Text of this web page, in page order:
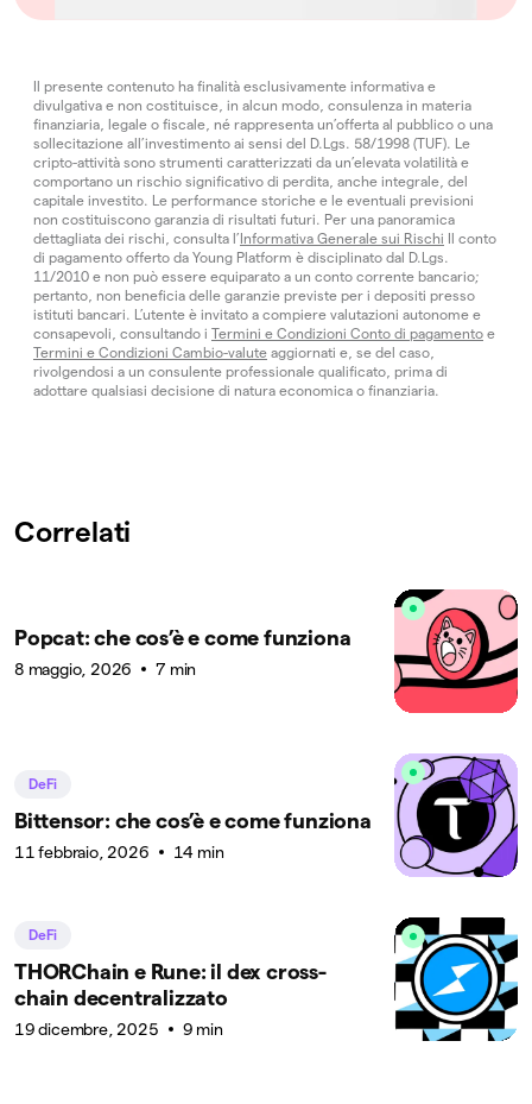
Il presente contenuto ha finalità esclusivamente informativa e
divulgativa e non costituisce, in alcun modo, consulenza in materia
finanziaria, legale o fiscale, né rappresenta un’offerta al pubblico o una
sollecitazione all’investimento ai sensi del D.Lgs. 58/1998 (TUF). Le
cripto-attività sono strumenti caratterizzati da un’elevata volatilità e
comportano un rischio significativo di perdita, anche integrale, del
capitale investito. Le performance storiche e le eventuali previsioni
non costituiscono garanzia di risultati futuri. Per una panoramica
dettagliata dei rischi, consulta l’Informativa Generale sui Rischi Il conto
di pagamento offerto da Young Platform è disciplinato dal D.Lgs.
11/2010 e non può essere equiparato a un conto corrente bancario;
pertanto, non beneficia delle garanzie previste per i depositi presso
istituti bancari. L’utente è invitato a compiere valutazioni autonome e
consapevoli, consultando i Termini e Condizioni Conto di pagamento e
Termini e Condizioni Cambio-valute aggiornati e, se del caso,
rivolgendosi a un consulente professionale qualificato, prima di
adottare qualsiasi decisione di natura economica o finanziaria.
Correlati
Popcat: che cos’è e come funziona
8 maggio, 2026 7 min
DeFi
Bittensor: che cos’è e come funziona
11 febbraio, 2026 14 min
DeFi
THORChain e Rune: il dex cross-
chain decentralizzato
19 dicembre, 2025 9 min